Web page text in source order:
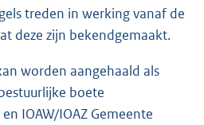
treden in werking vanaf de
deze zijn bekendgemaakt.
worden aangehaald als
boete
IOAW/IOAZ Gemeente